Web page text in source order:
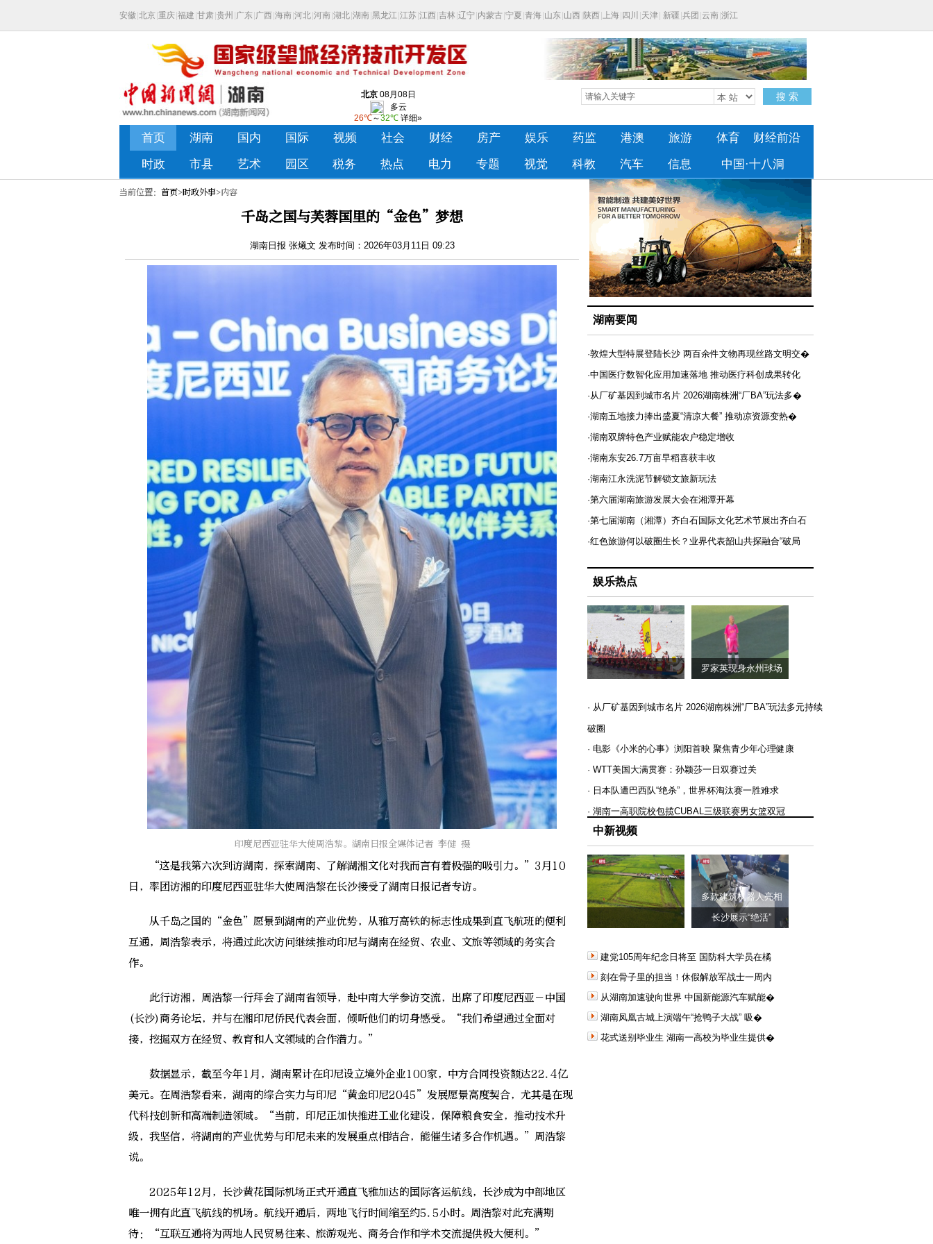
当前位置： 首页>时政外事>内容
千岛之国与芙蓉国里的“金色”梦想
湖南日报 张爔文 发布时间：2026年03月11日 09:23
印度尼西亚驻华大使周浩黎。湖南日报全媒体记者 李健 摄
“这是我第六次到访湖南，探索湖南、了解湖湘文化对我而言有着极强的吸引力。”3月10
日，率团访湘的印度尼西亚驻华大使周浩黎在长沙接受了湖南日报记者专访。
从千岛之国的“金色”愿景到湖南的产业优势，从雅万高铁的标志性成果到直飞航班的便利
互通，周浩黎表示，将通过此次访问继续推动印尼与湖南在经贸、农业、文旅等领域的务实合
作。
此行访湘，周浩黎一行拜会了湖南省领导，赴中南大学参访交流，出席了印度尼西亚－中国
(长沙)商务论坛，并与在湘印尼侨民代表会面，倾听他们的切身感受。“我们希望通过全面对
接，挖掘双方在经贸、教育和人文领域的合作潜力。”
数据显示，截至今年1月，湖南累计在印尼设立境外企业100家，中方合同投资额达22.4亿
美元。在周浩黎看来，湖南的综合实力与印尼“黄金印尼2045”发展愿景高度契合，尤其是在现
代科技创新和高端制造领域。“当前，印尼正加快推进工业化建设，保障粮食安全，推动技术升
级，我坚信，将湖南的产业优势与印尼未来的发展重点相结合，能催生诸多合作机遇。”周浩黎
说。
2025年12月，长沙黄花国际机场正式开通直飞雅加达的国际客运航线，长沙成为中部地区
唯一拥有此直飞航线的机场。航线开通后，两地飞行时间缩至约5.5小时。周浩黎对此充满期
待：“互联互通将为两地人民贸易往来、旅游观光、商务合作和学术交流提供极大便利。”
湖南要闻
·敦煌大型特展登陆长沙 两百余件文物再现丝路文明交�
·中国医疗数智化应用加速落地 推动医疗科创成果转化
·从厂矿基因到城市名片 2026湖南株洲“厂BA”玩法多�
·湖南五地接力捧出盛夏“清凉大餐” 推动凉资源变热�
·湖南双牌特色产业赋能农户稳定增收
·湖南东安26.7万亩早稻喜获丰收
·湖南江永洗泥节解锁文旅新玩法
·第六届湖南旅游发展大会在湘潭开幕
·第七届湖南（湘潭）齐白石国际文化艺术节展出齐白石
·红色旅游何以破圈生长？业界代表韶山共探融合“破局
娱乐热点
罗家英现身永州球场
· 从厂矿基因到城市名片 2026湖南株洲“厂BA”玩法多元持续
破圈
· 电影《小米的心事》浏阳首映 聚焦青少年心理健康
· WTT美国大满贯赛：孙颖莎一日双赛过关
· 日本队遭巴西队“绝杀”，世界杯淘汰赛一胜难求
· 湖南一高职院校包揽CUBAL三级联赛男女篮双冠
中新视频
多款建筑机器人亮相
长沙展示“绝活”
建党105周年纪念日将至 国防科大学员在橘
刻在骨子里的担当！休假解放军战士一周内
从湖南加速驶向世界 中国新能源汽车赋能�
湖南凤凰古城上演端午“抢鸭子大战” 吸�
花式送别毕业生 湖南一高校为毕业生提供�